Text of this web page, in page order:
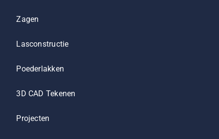
Zagen
Lasconstructie
Poederlakken
3D CAD Tekenen
Projecten